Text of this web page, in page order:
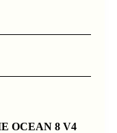
OCEAN 8 V4